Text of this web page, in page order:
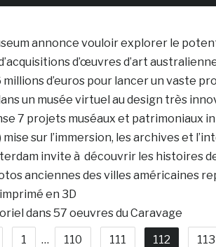
annonce vouloir explorer le
d’œuvres d’art
d’euros pour lancer un vaste
un musée virtuel au design très
7 projets muséaux et patrimoniaux
sur l’immersion, les archives et
invite à découvrir les histoires
anciennes des villes américaines
en 3D
dans 57 oeuvres du Caravage
1 … 110 111 112 113